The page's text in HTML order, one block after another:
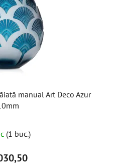
manual Art Deco Azur
(1 buc.)